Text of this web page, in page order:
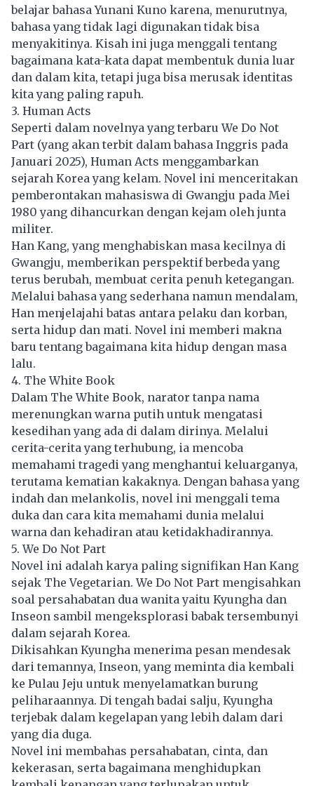
belajar bahasa Yunani Kuno karena, menurutnya,
bahasa yang tidak lagi digunakan tidak bisa
menyakitinya. Kisah ini juga menggali tentang
bagaimana kata-kata dapat membentuk dunia luar
dan dalam kita, tetapi juga bisa merusak identitas
kita yang paling rapuh.
3. Human Acts
Seperti dalam novelnya yang terbaru We Do Not
Part (yang akan terbit dalam bahasa Inggris pada
Januari 2025), Human Acts menggambarkan
sejarah Korea yang kelam. Novel ini menceritakan
pemberontakan mahasiswa di Gwangju pada Mei
1980 yang dihancurkan dengan kejam oleh junta
militer.
Han Kang, yang menghabiskan masa kecilnya di
Gwangju, memberikan perspektif berbeda yang
terus berubah, membuat cerita penuh ketegangan.
Melalui bahasa yang sederhana namun mendalam,
Han menjelajahi batas antara pelaku dan korban,
serta hidup dan mati. Novel ini memberi makna
baru tentang bagaimana kita hidup dengan masa
lalu.
4. The White Book
Dalam The White Book, narator tanpa nama
merenungkan warna putih untuk mengatasi
kesedihan yang ada di dalam dirinya. Melalui
cerita-cerita yang terhubung, ia mencoba
memahami tragedi yang menghantui keluarganya,
terutama kematian kakaknya. Dengan bahasa yang
indah dan melankolis, novel ini menggali tema
duka dan cara kita memahami dunia melalui
warna dan kehadiran atau ketidakhadirannya.
5. We Do Not Part
Novel ini adalah karya paling signifikan Han Kang
sejak The Vegetarian. We Do Not Part mengisahkan
soal persahabatan dua wanita yaitu Kyungha dan
Inseon sambil mengeksplorasi babak tersembunyi
dalam sejarah Korea.
Dikisahkan Kyungha menerima pesan mendesak
dari temannya, Inseon, yang meminta dia kembali
ke Pulau Jeju untuk menyelamatkan burung
peliharaannya. Di tengah badai salju, Kyungha
terjebak dalam kegelapan yang lebih dalam dari
yang dia duga.
Novel ini membahas persahabatan, cinta, dan
kekerasan, serta bagaimana menghidupkan